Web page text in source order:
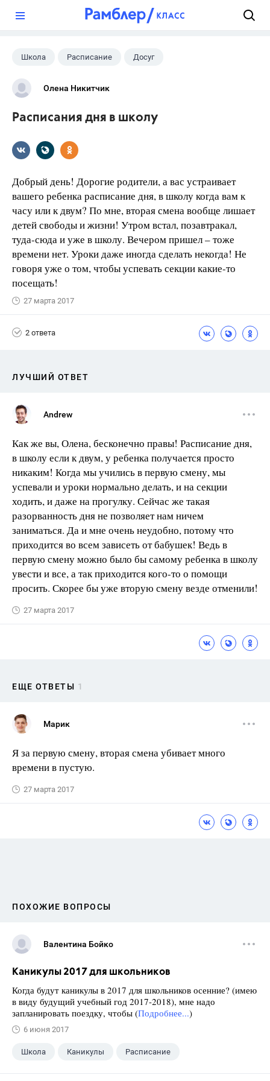
Школа Расписание Досуг
Олена Никитчик
Расписания дня в школу
Добрый день! Дорогие родители, а вас устраивает
вашего ребенка расписание дня, в школу когда вам к
часу или к двум? По мне, вторая смена вообще лишает
детей свободы и жизни! Утром встал, позавтракал,
туда-сюда и уже в школу. Вечером пришел – тоже
времени нет. Уроки даже иногда сделать некогда! Не
говоря уже о том, чтобы успевать секции какие-то
посещать!
27 марта 2017
2 ответа
ЛУЧШИЙ ОТВЕТ
Andrew
Как же вы, Олена, бесконечно правы! Расписание дня,
в школу если к двум, у ребенка получается просто
никаким! Когда мы учились в первую смену, мы
успевали и уроки нормально делать, и на секции
ходить, и даже на прогулку. Сейчас же такая
разорванность дня не позволяет нам ничем
заниматься. Да и мне очень неудобно, потому что
приходится во всем зависеть от бабушек! Ведь в
первую смену можно было бы самому ребенка в школу
увести и все, а так приходится кого-то о помощи
просить. Скорее бы уже вторую смену везде отменили!
27 марта 2017
ЕЩЕ ОТВЕТЫ 1
Марик
Я за первую смену, вторая смена убивает много
времени в пустую.
27 марта 2017
ПОХОЖИЕ ВОПРОСЫ
Валентина Бойко
Каникулы 2017 для школьников
Когда будут каникулы в 2017 для школьников осенние? (имею
в виду будущий учебный год 2017-2018), мне надо
запланировать поездку, чтобы (Подробнее...)
6 июня 2017
Школа Каникулы Расписание